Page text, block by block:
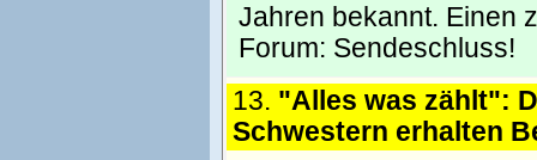
Jahren bekannt. Einen
Forum: Sendeschluss!
13. "Alles was zählt":
Schwestern erhalten